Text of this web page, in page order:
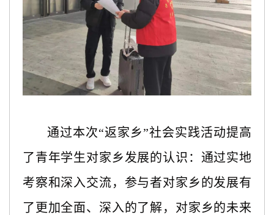
通过本次“返家乡”社会实践活动提高
了青年学生对家乡发展的认识：通过实地
考察和深入交流，参与者对家乡的发展有
了更加全面、深入的了解，对家乡的未来